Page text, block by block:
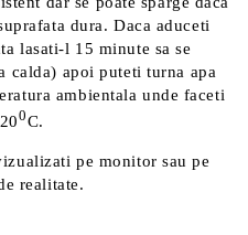
dura. Daca aduceti
lasati-l 15 minute sa se
calda) apoi puteti turna apa
ambientala unde faceti
0C.
pe monitor sau pe
realitate.